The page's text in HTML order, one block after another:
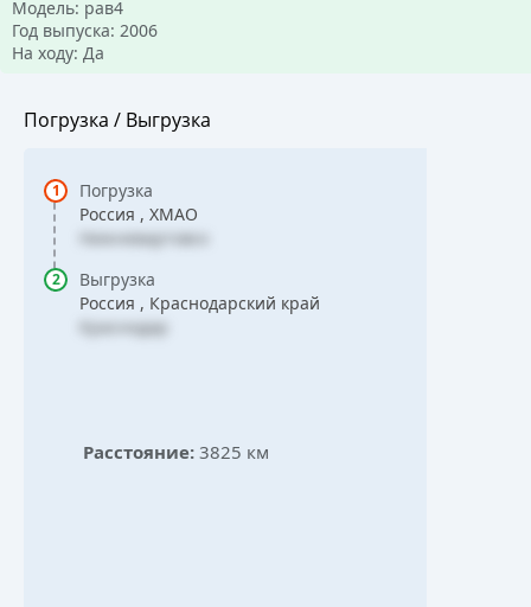
Модель: рав4
Год выпуска: 2006
На ходу: Да
Погрузка / Выгрузка
Погрузка
Россия , ХМАО
Нижневартовск
Выгрузка
Россия , Краснодарский край
Краснодар
Расстояние: 3825 км